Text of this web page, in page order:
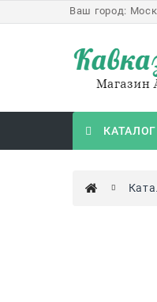
Ваш город:
КАТАЛОГ